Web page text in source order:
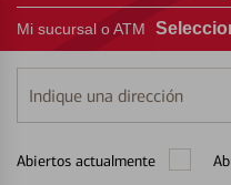
Mi sucursal o ATM
Indique
una
Abiertos actualmente